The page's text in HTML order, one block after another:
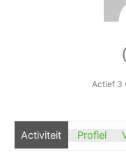
Actief 3
Activiteit Profiel